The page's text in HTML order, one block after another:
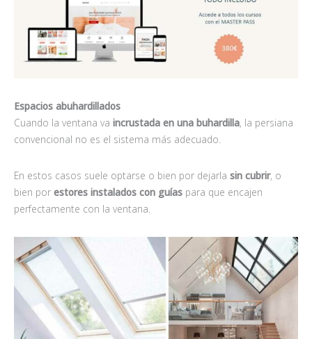
Espacios abuhardillados
Cuando la ventana va incrustada en una buhardilla, la persiana
convencional no es el sistema más adecuado.
En estos casos suele optarse o bien por dejarla sin cubrir, o
bien por estores instalados con guías para que encajen
perfectamente con la ventana.